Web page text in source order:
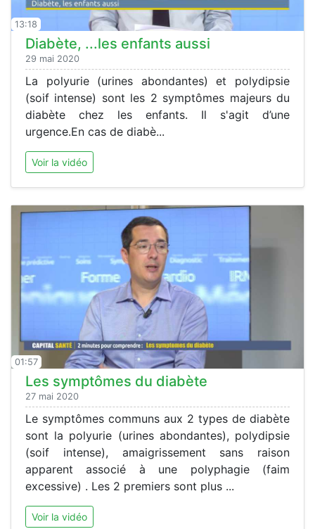
13:18
Diabète, ...les enfants aussi
29 mai 2020
La polyurie (urines abondantes) et polydipsie
(soif intense) sont les 2 symptômes majeurs du
diabète chez les enfants. Il s'agit d’une
urgence.En cas de diabè...
Voir la vidéo
01:57
Les symptômes du diabète
27 mai 2020
Le symptômes communs aux 2 types de diabète
sont la polyurie (urines abondantes), polydipsie
(soif intense), amaigrissement sans raison
apparent associé à une polyphagie (faim
excessive) . Les 2 premiers sont plus ...
Voir la vidéo